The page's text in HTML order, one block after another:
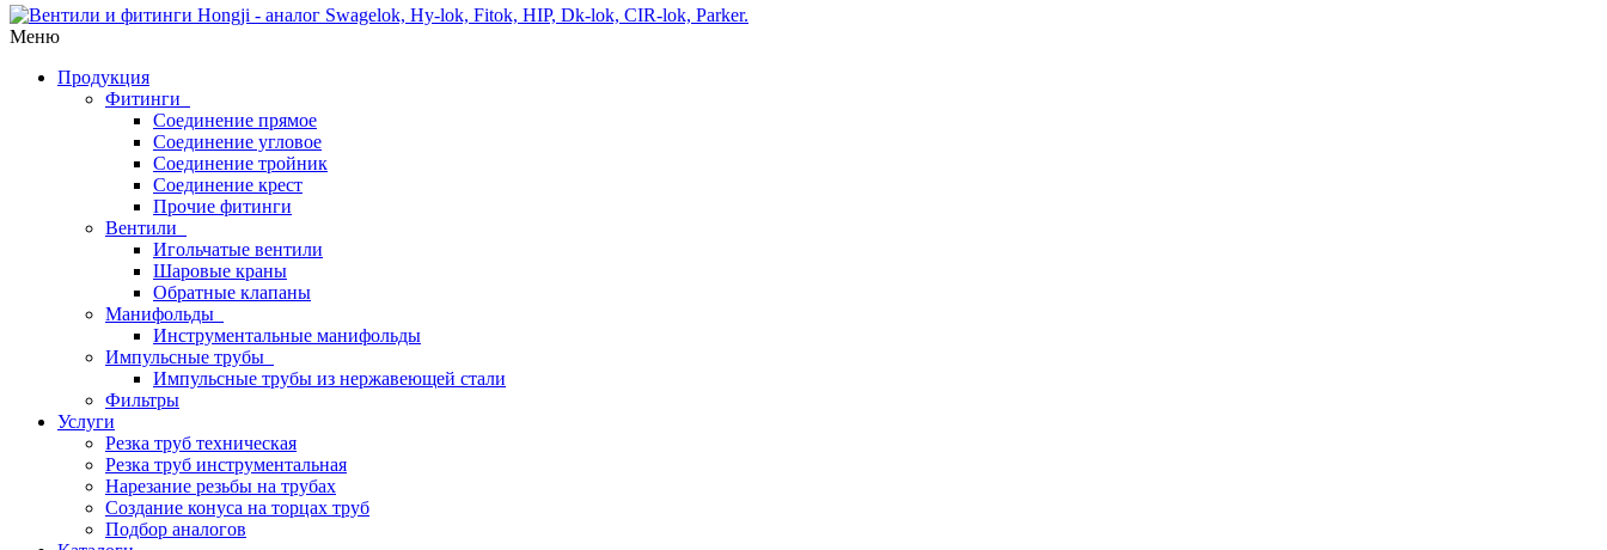
Меню
Продукция
Фитинги
Соединение прямое
Соединение угловое
Соединение тройник
Соединение крест
Прочие фитинги
Вентили
Игольчатые вентили
Шаровые краны
Обратные клапаны
Манифольды
Инструментальные манифольды
Импульсные трубы
Импульсные трубы из нержавеющей стали
Фильтры
Услуги
Резка труб техническая
Резка труб инструментальная
Нарезание резьбы на трубах
Создание конуса на торцах труб
Подбор аналогов